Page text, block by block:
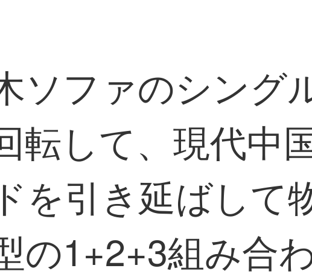
ソファのシング
転して、現代中
を引き延ばして
の1+2+3組み合